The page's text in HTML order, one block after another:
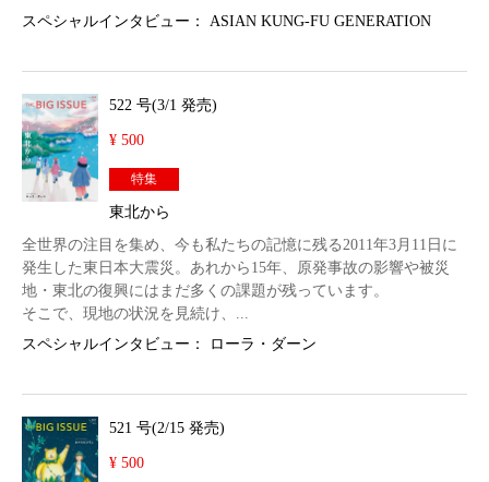
スペシャルインタビュー： ASIAN KUNG-FU GENERATION
522 号(3/1 発売)
¥ 500
特集
東北から
全世界の注目を集め、今も私たちの記憶に残る2011年3月11日に
発生した東日本大震災。あれから15年、原発事故の影響や被災
地・東北の復興にはまだ多くの課題が残っています。
そこで、現地の状況を見続け、...
スペシャルインタビュー： ローラ・ダーン
521 号(2/15 発売)
¥ 500